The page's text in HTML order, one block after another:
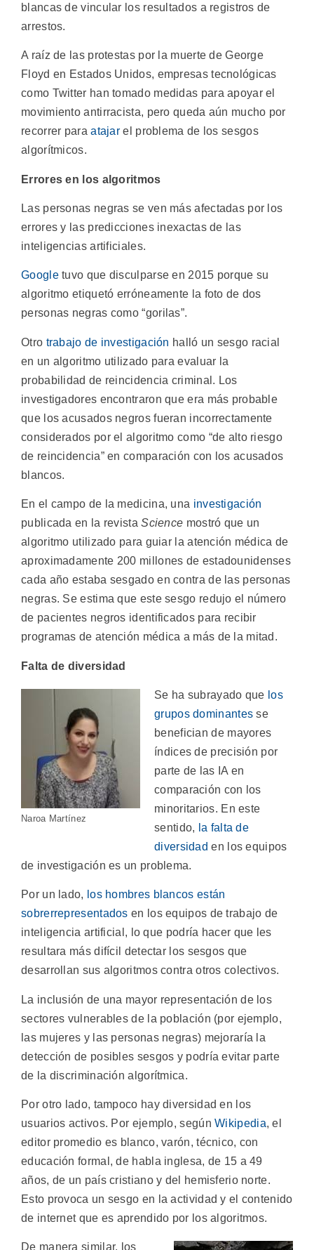
blancas de vincular los resultados a registros de
arrestos.
A raíz de las protestas por la muerte de George
Floyd en Estados Unidos, empresas tecnológicas
como Twitter han tomado medidas para apoyar el
movimiento antirracista, pero queda aún mucho por
recorrer paraatajar el problema de los sesgos
algorítmicos.
Errores en los algoritmos
Las personas negras se ven más afectadas por los
errores y las predicciones inexactas de las
inteligencias artificiales.
Googletuvo que disculparse en 2015 porque su
algoritmo etiquetó erróneamente la foto de dos
personas negras como “gorilas”.
Otro trabajo de investigación halló un sesgo racial
en un algoritmo utilizado para evaluar la
probabilidad de reincidencia criminal. Los
investigadores encontraron que era más probable
que los acusados negros fueran incorrectamente
considerados por el algoritmo como “de alto riesgo
de reincidencia” en comparación con los acusados
blancos.
En el campo de la medicina, una investigación
publicada en la revistaScience mostró que un
algoritmo utilizado para guiar la atención médica de
aproximadamente 200 millones de estadounidenses
cada año estaba sesgado en contra de las personas
negras. Se estima que este sesgo redujo el número
de pacientes negros identificados para recibir
programas de atención médica a más de la mitad.
Falta de diversidad
Naroa Martínez
Se ha subrayado que los
grupos dominantes se
benefician de mayores
índices de precisión por
parte de las IA en
comparación con los
minoritarios. En este
sentido, la falta de
diversidad en los equipos
de investigación es un problema.
Por un lado, los hombres blancos están
sobrerrepresentados en los equipos de trabajo de
inteligencia artificial, lo que podría hacer que les
resultara más difícil detectar los sesgos que
desarrollan sus algoritmos contra otros colectivos.
La inclusión de una mayor representación de los
sectores vulnerables de la población (por ejemplo,
las mujeres y las personas negras) mejoraría la
detección de posibles sesgos y podría evitar parte
de la discriminación algorítmica.
Por otro lado, tampoco hay diversidad en los
usuarios activos. Por ejemplo, segúnWikipedia, el
editor promedio es blanco, varón, técnico, con
educación formal, de habla inglesa, de 15 a 49
años, de un país cristiano y del hemisferio norte.
Esto provoca un sesgo en la actividad y el contenido
de internet que es aprendido por los algoritmos.
De manera similar, los